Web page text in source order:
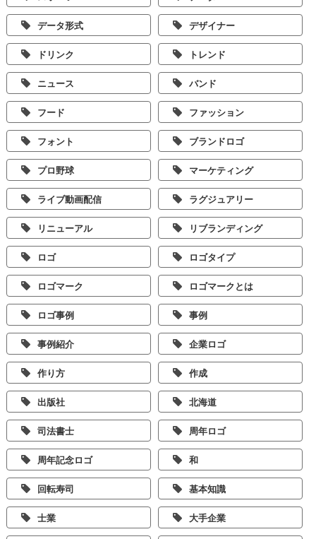
データ形式 デザイナー
ドリンク トレンド
ニュース バンド
フード ファッション
フォント ブランドロゴ
プロ野球 マーケティング
ライブ動画配信 ラグジュアリー
リニューアル リブランディング
ロゴ ロゴタイプ
ロゴマーク ロゴマークとは
ロゴ事例 事例
事例紹介 企業ロゴ
作り方 作成
出版社 北海道
司法書士 周年ロゴ
周年記念ロゴ 和
回転寿司 基本知識
士業 大手企業